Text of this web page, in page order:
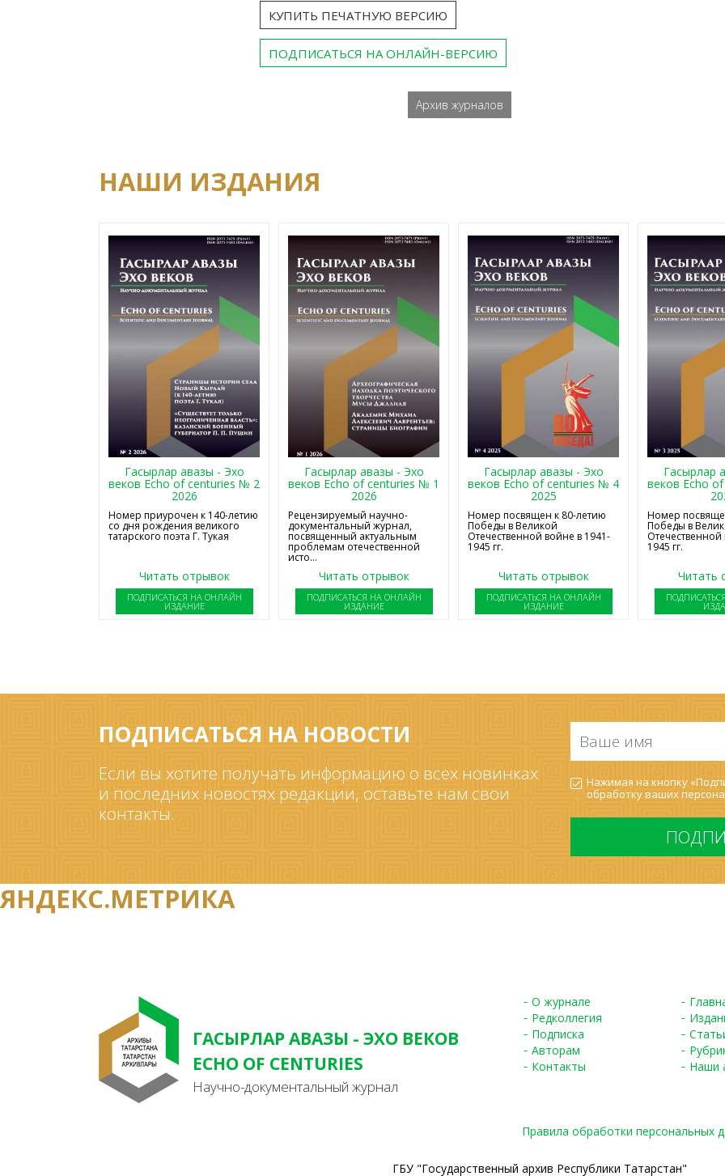
КУПИТЬ ПЕЧАТНУЮ ВЕРСИЮ
ПОДПИСАТЬСЯ НА ОНЛАЙН-ВЕРСИЮ
Архив журналов
НАШИ ИЗДАНИЯ
Гасырлар авазы - Эхо
веков Echo of centuries № 2
2026
Номер приурочен к 140-летию
со дня рождения великого
татарского поэта Г. Тукая
Читать отрывок
ПОДПИСАТЬСЯ НА ОНЛАЙН
ИЗДАНИЕ
Гасырлар авазы - Эхо
веков Echo of centuries № 1
2026
Рецензируемый научно-
документальный журнал,
посвященный актуальным
проблемам отечественной
исто...
Читать отрывок
ПОДПИСАТЬСЯ НА ОНЛАЙН
ИЗДАНИЕ
Гасырлар авазы - Эхо
веков Echo of centuries № 4
2025
Номер посвящен к 80-летию
Победы в Великой
Отечественной войне в 1941-
1945 гг.
Читать отрывок
ПОДПИСАТЬСЯ НА ОНЛАЙН
ИЗДАНИЕ
Гасырлар
веков Echo
Номер
Победы в
1945 гг.
Читать
ПОДПИСАТЬСЯ НА НОВОСТИ
Если вы хотите получать информацию о всех новинках
и последних новостях редакции, оставьте нам свои
контакты.
имя
*
Согласие
на
обработку
*
Нажимая на кнопку
обработку ваших
ЯНДЕКС.МЕТРИКА
ГАСЫРЛАР АВАЗЫ - ЭХО ВЕКОВ
ECHO OF CENTURIES
Научно-документальный журнал
О журнале
Редколлегия
Подписка
Авторам
Контакты
Наши
Правила обработки персональных
ГБУ "Государственный архив Республики Татарстан"